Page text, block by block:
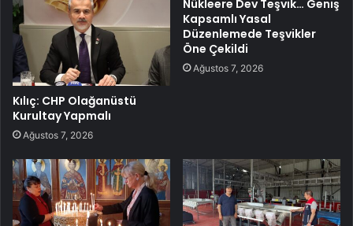
Kılıç: CHP Olağanüstü
Kurultay Yapmalı
Ağustos 7, 2026
Nükleere Dev Teşvik… Geniş
Kapsamlı Yasal
Düzenlemede Teşvikler
Öne Çekildi
Ağustos 7, 2026